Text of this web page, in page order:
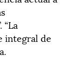
integral de